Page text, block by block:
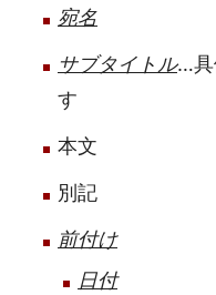
宛名
サブタイトル…具
す
本文
別記
前付け
日付